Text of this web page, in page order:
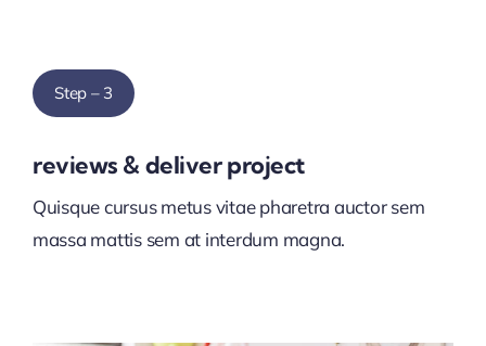
Step – 3
reviews & deliver project
Quisque cursus metus vitae pharetra auctor sem
massa mattis sem at interdum magna.